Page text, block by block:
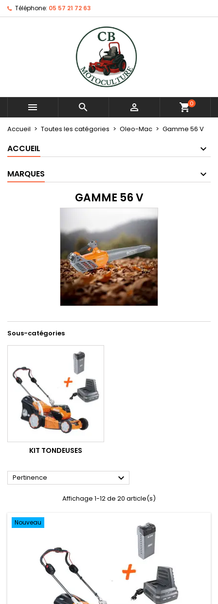
Téléphone: 05 57 21 72 63
   shopping_cart0
Accueil Toutes les catégories Oleo-Mac Gamme 56 V
ACCUEIL
MARQUES
GAMME 56 V
Sous-catégories
KIT TONDEUSES
Pertinence 
Affichage 1-12 de 20 article(s)
Nouveau